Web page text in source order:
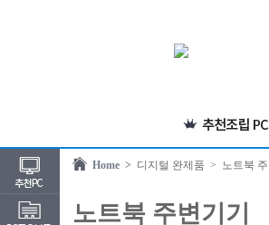
Home > 디지털 완제품 > 노트북 주
노트북 주변기기